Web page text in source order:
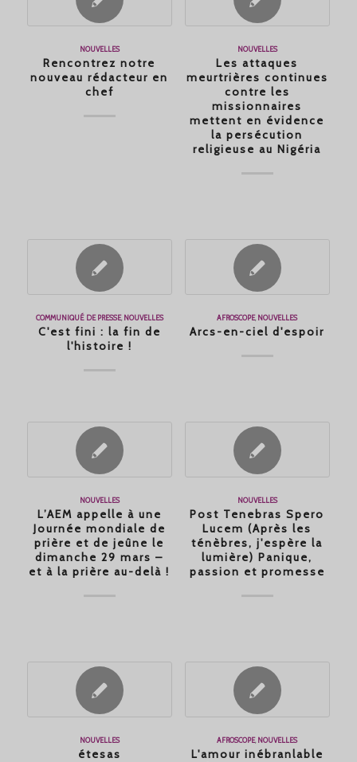
NOUVELLES
Rencontrez notre
nouveau rédacteur en
chef
NOUVELLES
Les attaques
meurtrières continues
contre les
missionnaires
mettent en évidence
la persécution
religieuse au Nigéria
COMMUNIQUÉ DE PRESSE, NOUVELLES
C'est fini : la fin de
l'histoire !
AFROSCOPE, NOUVELLES
Arcs-en-ciel d'espoir
NOUVELLES
L’AEM appelle à une
Journée mondiale de
prière et de jeûne le
dimanche 29 mars –
et à la prière au-delà !
NOUVELLES
Post Tenebras Spero
Lucem (Après les
ténèbres, j'espère la
lumière) Panique,
passion et promesse
NOUVELLES
étesas
AFROSCOPE, NOUVELLES
L'amour inébranlable